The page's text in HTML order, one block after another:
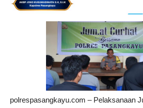
polrespasangkayu.com – Pelaksanaan